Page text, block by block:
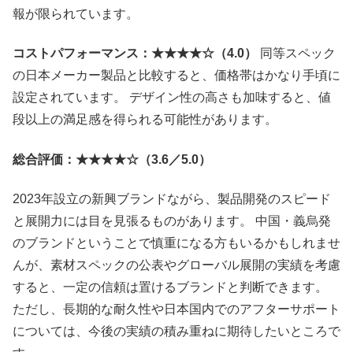
報が限られています。
コストパフォーマンス：★★★★☆（4.0）
同等スペック
の日本メーカー製品と比較すると、価格帯はかなり手頃に
設定されています。 デザイン性の高さも加味すると、値
段以上の満足感を得られる可能性があります。
総合評価：★★★★☆（3.6／5.0）
2023年設立の新興ブランドながら、製品開発のスピード
と展開力には目を見張るものがあります。 中国・義烏発
のブランドということで慎重になる方もいるかもしれませ
んが、素材スペックの公表やグローバル展開の実績を考慮
すると、一定の信頼は置けるブランドと判断できます。
ただし、長期的な耐久性や日本国内でのアフターサポート
については、今後の実績の積み重ねに期待したいところで